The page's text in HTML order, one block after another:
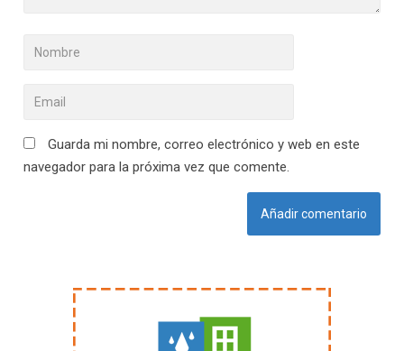
Guarda mi nombre, correo electrónico y web en este
navegador para la próxima vez que comente.